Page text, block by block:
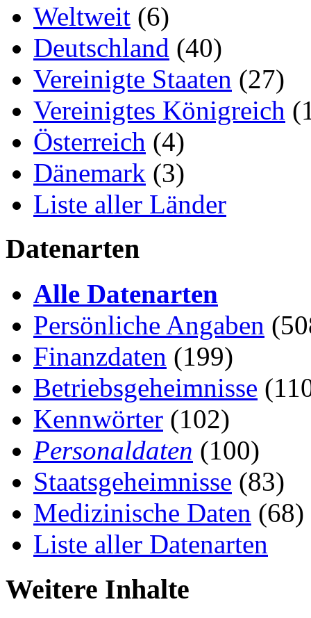
Weltweit (6)
Deutschland (40)
Vereinigte Staaten (27)
Vereinigtes Königreich
Österreich (4)
Dänemark (3)
Liste aller Länder
Datenarten
Alle Datenarten
Persönliche Angaben
Finanzdaten (199)
Betriebsgeheimnisse
Kennwörter (102)
Personaldaten (100)
Staatsgeheimnisse (83)
Medizinische Daten (68)
Liste aller Datenarten
Weitere Inhalte